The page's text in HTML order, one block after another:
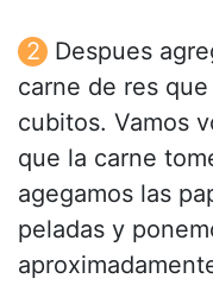
Despues
carne de res
cubitos. Vamos
que la carne
agegamos las
peladas y